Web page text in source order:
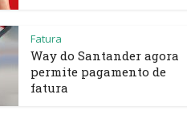
Fatura
Way do Santander agora
permite pagamento de
fatura